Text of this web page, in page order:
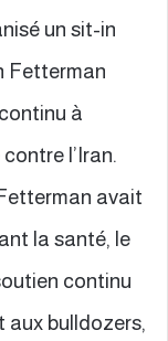
un sit-in
Fetterman
à
l’Iran.
avait
la santé, le
continu
aux bulldozers,